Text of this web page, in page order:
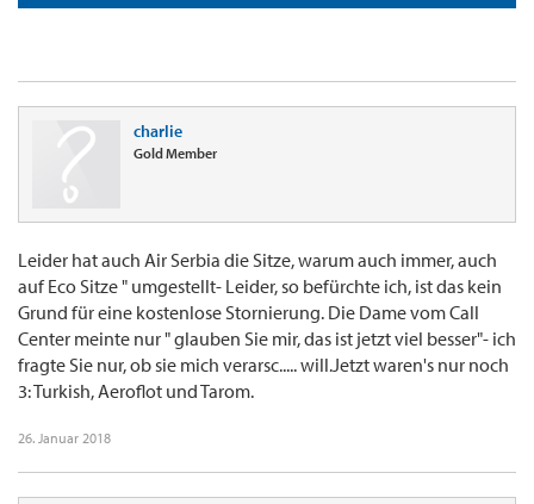
charlie
Gold Member
Leider hat auch Air Serbia die Sitze, warum auch immer, auch
auf Eco Sitze " umgestellt- Leider, so befürchte ich, ist das kein
Grund für eine kostenlose Stornierung. Die Dame vom Call
Center meinte nur " glauben Sie mir, das ist jetzt viel besser"- ich
fragte Sie nur, ob sie mich verarsc..... will.Jetzt waren's nur noch
3: Turkish, Aeroflot und Tarom.
26. Januar 2018